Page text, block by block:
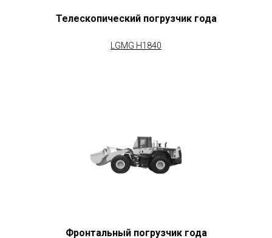
Телескопический погрузчик года
LGMG H1840
Фронтальный погрузчик года